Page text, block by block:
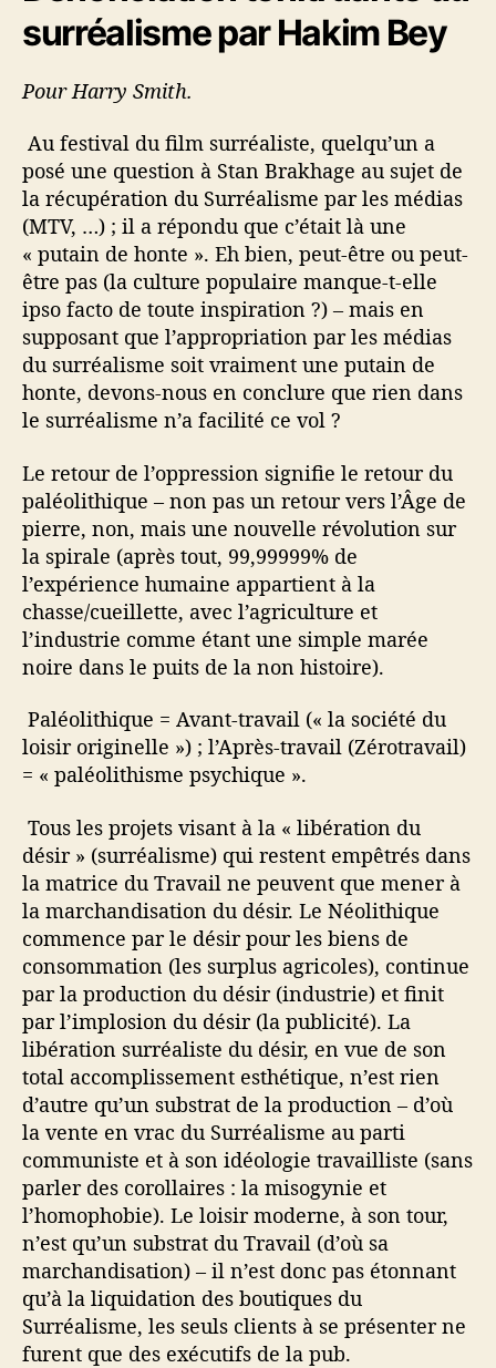
surréalisme par Hakim Bey
Pour Harry Smith.
Au festival du film surréaliste, quelqu’un a
posé une question à Stan Brakhage au sujet de
la récupération du Surréalisme par les médias
(MTV, …) ; il a répondu que c’était là une
« putain de honte ». Eh bien, peut-être ou peut-
être pas (la culture populaire manque-t-elle
ipso facto de toute inspiration ?) – mais en
supposant que l’appropriation par les médias
du surréalisme soit vraiment une putain de
honte, devons-nous en conclure que rien dans
le surréalisme n’a facilité ce vol ?
Le retour de l’oppression signifie le retour du
paléolithique – non pas un retour vers l’Âge de
pierre, non, mais une nouvelle révolution sur
la spirale (après tout, 99,99999% de
l’expérience humaine appartient à la
chasse/cueillette, avec l’agriculture et
l’industrie comme étant une simple marée
noire dans le puits de la non histoire).
Paléolithique = Avant-travail (« la société du
loisir originelle ») ; l’Après-travail (Zérotravail)
= « paléolithisme psychique ».
Tous les projets visant à la « libération du
désir » (surréalisme) qui restent empêtrés dans
la matrice du Travail ne peuvent que mener à
la marchandisation du désir. Le Néolithique
commence par le désir pour les biens de
consommation (les surplus agricoles), continue
par la production du désir (industrie) et finit
par l’implosion du désir (la publicité). La
libération surréaliste du désir, en vue de son
total accomplissement esthétique, n’est rien
d’autre qu’un substrat de la production – d’où
la vente en vrac du Surréalisme au parti
communiste et à son idéologie travailliste (sans
parler des corollaires : la misogynie et
l’homophobie). Le loisir moderne, à son tour,
n’est qu’un substrat du Travail (d’où sa
marchandisation) – il n’est donc pas étonnant
qu’à la liquidation des boutiques du
Surréalisme, les seuls clients à se présenter ne
furent que des exécutifs de la pub.